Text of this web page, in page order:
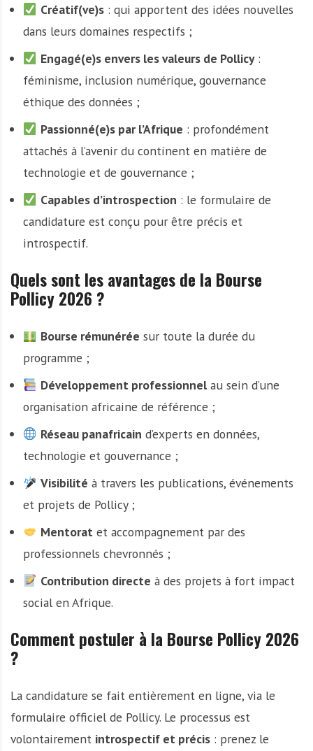
Créatif(ve)s: qui apportent des idées nouvelles
dans leurs domaines respectifs ;
Engagé(e)s envers les valeurs de Pollicy:
féminisme, inclusion numérique, gouvernance
éthique des données ;
Passionné(e)s par l’Afrique : profondément
attachés à l’avenir du continent en matière de
technologie et de gouvernance ;
Capables d’introspection : le formulaire de
candidature est conçu pour être précis et
introspectif.
Quels sont les avantages de la Bourse
Pollicy 2026 ?
Bourse rémunérée sur toute la durée du
programme ;
Développement professionnelau sein d’une
organisation africaine de référence ;
Réseau panafricain d’experts en données,
technologie et gouvernance ;
Visibilité à travers les publications, événements
et projets de Pollicy ;
Mentoratet accompagnement par des
professionnels chevronnés ;
Contribution directe à des projets à fort impact
social en Afrique.
Comment postuler à la Bourse Pollicy 2026
?
La candidature se fait entièrement en ligne, via le
formulaire officiel de Pollicy. Le processus est
volontairement introspectif et précis : prenez le